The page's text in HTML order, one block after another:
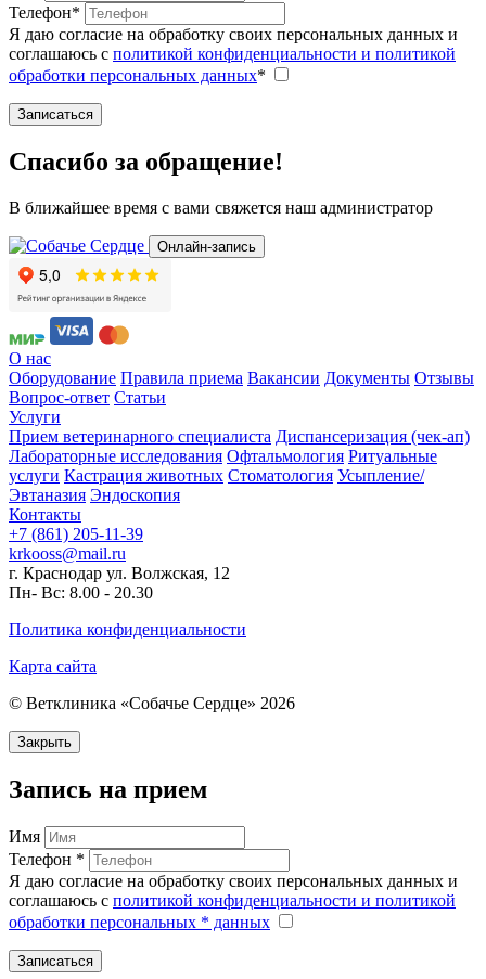
Телефон*
Я даю согласие на обработку своих персональных данных и
соглашаюсь с политикой конфиденциальности и политикой
обработки персональных данных*
Записаться
Спасибо за обращение!
В ближайшее время с вами свяжется наш администратор
Онлайн-запись
О нас
Оборудование Правила приема Вакансии Документы Отзывы
Вопрос-ответ Статьи
Услуги
Прием ветеринарного специалиста Диспансеризация (чек-ап)
Лабораторные исследования Офтальмология Ритуальные
услуги Кастрация животных Стоматология Усыпление/
Эвтаназия Эндоскопия
Контакты
+7 (861) 205-11-39
krkooss@mail.ru
г. Краснодар ул. Волжская, 12
Пн- Вс: 8.00 - 20.30
Политика конфиденциальности
Карта сайта
© Ветклиника «Собачье Сердце» 2026
Закрыть
Запись на прием
Имя
Телефон *
Я даю согласие на обработку своих персональных данных и
соглашаюсь с политикой конфиденциальности и политикой
обработки персональных * данных
Записаться